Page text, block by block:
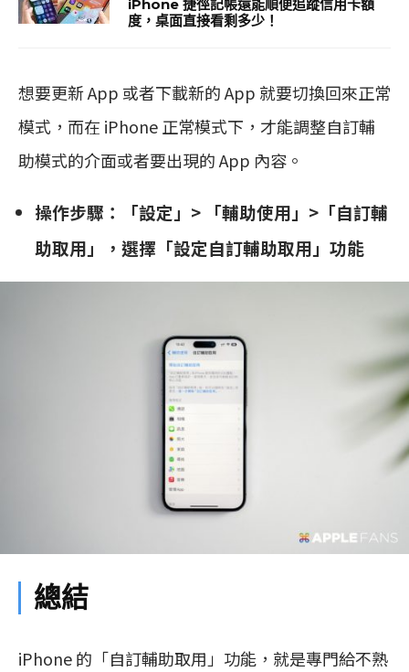
iPhone 捷徑記帳還能順便追蹤信用卡額
度，桌面直接看剩多少！
想要更新 App 或者下載新的 App 就要切換回來正常
模式，而在 iPhone 正常模式下，才能調整自訂輔
助模式的介面或者要出現的 App 內容。
操作步驟：「設定」> 「輔助使用」>「自訂輔
助取用」，選擇「設定自訂輔助取用」功能
總結
iPhone 的「自訂輔助取用」功能，就是專門給不熟